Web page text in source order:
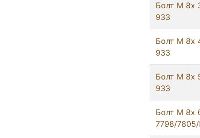
Болт М 8х
933
Болт М 8х
933
Болт М 8х
933
Болт М 8х
7798/